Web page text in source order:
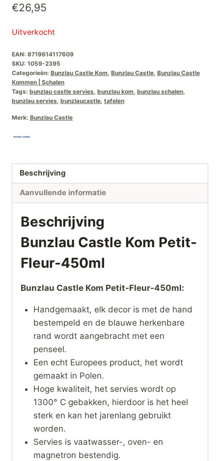
€26,95
Uitverkocht
EAN: 8719614117609
SKU: 1059-2395
Categorieën: Bunzlau Castle Kom, Bunzlau Castle, Bunzlau Castle
Kommen | Schalen
Tags: bunzlau castle servies, bunzlau kom, bunzlau schalen,
bunzlau servies, bunzlaucastle, tafelen
Merk: Bunzlau Castle
Beschrijving
Aanvullende informatie
Beschrijving
Bunzlau Castle Kom Petit-
Fleur-450ml
Bunzlau Castle Kom Petit-Fleur-450ml:
Handgemaakt, elk decor is met de hand
bestempeld en de blauwe herkenbare
rand wordt aangebracht met een
penseel.
Een echt Europees product, het wordt
gemaakt in Polen.
Hoge kwaliteit, het servies wordt op
1300° C gebakken, hierdoor is het heel
sterk en kan het jarenlang gebruikt
worden.
Servies is vaatwasser-, oven- en
magnetron bestendig.